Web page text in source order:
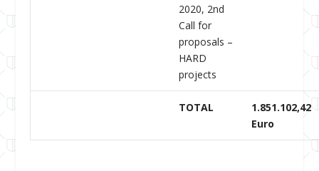
2020, 2nd
Call for
proposals –
HARD
projects
TOTAL
1.851.102,42
Euro